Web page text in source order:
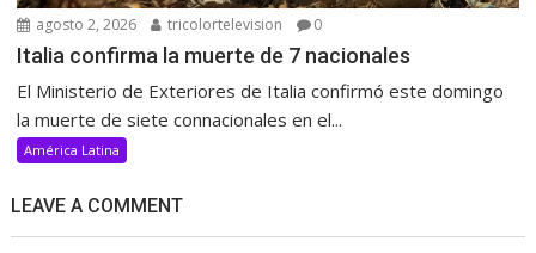
agosto 2, 2026 tricolortelevision 0
Italia confirma la muerte de 7 nacionales
El Ministerio de Exteriores de Italia confirmó este domingo
la muerte de siete connacionales en el...
América Latina
LEAVE A COMMENT